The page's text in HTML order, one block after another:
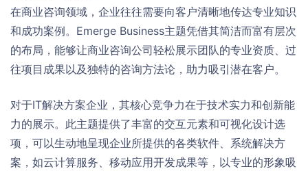
在商业咨询领域，企业往往需要向客户清晰地传达专业知识
和成功案例。Emerge Business主题凭借其简洁而富有层次
的布局，能够让商业咨询公司轻松展示团队的专业资质、过
往项目成果以及独特的咨询方法论，助力吸引潜在客户。
对于IT解决方案企业，其核心竞争力在于技术实力和创新能
力的展示。此主题提供了丰富的交互元素和可视化设计选
项，可以生动地呈现企业所提供的各类软件、系统解决方
案，如云计算服务、移动应用开发成果等，以专业的形象吸